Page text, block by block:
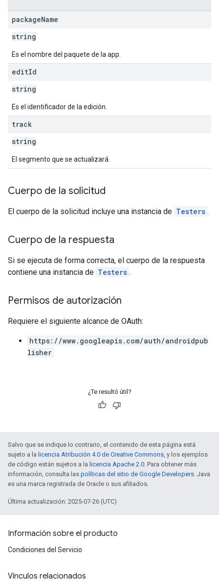
packageName
string
Es el nombre del paquete de la app.
editId
string
Es el identificador de la edición.
track
string
El segmento que se actualizará.
Cuerpo de la solicitud
El cuerpo de la solicitud incluye una instancia de Testers .
Cuerpo de la respuesta
Si se ejecuta de forma correcta, el cuerpo de la respuesta
contiene una instancia de Testers .
Permisos de autorización
Requiere el siguiente alcance de OAuth:
https://www.googleapis.com/auth/androidpub
lisher
¿Te resultó útil?
Salvo que se indique lo contrario, el contenido de esta página está
sujeto a la licencia Atribución 4.0 de Creative Commons, y los ejemplos
de código están sujetos a la licencia Apache 2.0. Para obtener más
información, consulta las políticas del sitio de Google Developers. Java
es una marca registrada de Oracle o sus afiliados.
Última actualización: 2025-07-26 (UTC)
Información sobre el producto
Condiciones del Servicio
Vínculos relacionados